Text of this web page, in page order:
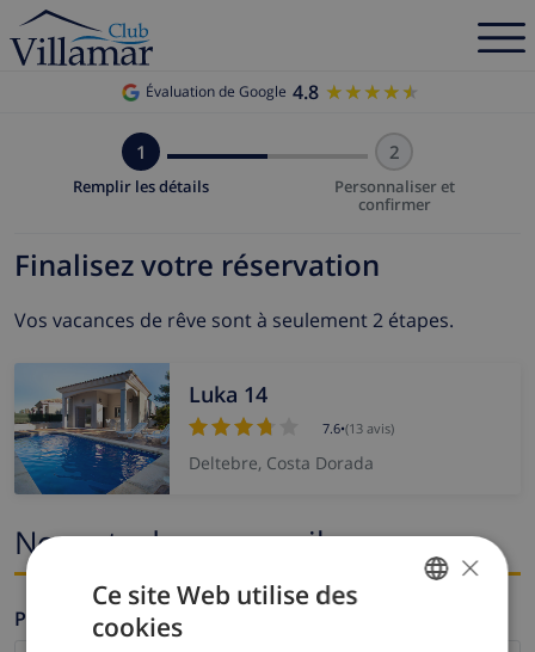
Évaluation de Google 4.8 ★★★★★
★★★★★
1
Remplir les détails
2
Personnaliser et
confirmer
Finalisez votre réservation
Vos vacances de rêve sont à seulement 2 étapes.
Luka 14
7.6•(13 avis)
Deltebre, Costa Dorada
Nom et adresse e-mail
Prénom *
×
Ce site Web utilise des
cookies